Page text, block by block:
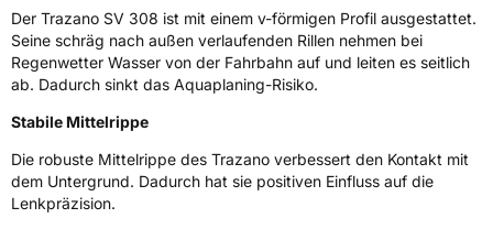
Weitere Eigenschaften
SchlauchtypTL
EU Label
Effizienz
Der Trazano SV 308 ist mit einem v-förmigen Profil ausgestattet.
Seine schräg nach außen verlaufenden Rillen nehmen bei
Regenwetter Wasser von der Fahrbahn auf und leiten es seitlich
ab. Dadurch sinkt das Aquaplaning-Risiko.
Stabile Mittelrippe
Die robuste Mittelrippe des Trazano verbessert den Kontakt mit
dem Untergrund. Dadurch hat sie positiven Einfluss auf die
Lenkpräzision.